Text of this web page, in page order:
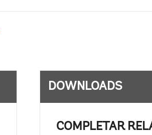
DOWNLOADS
COMPLETAR